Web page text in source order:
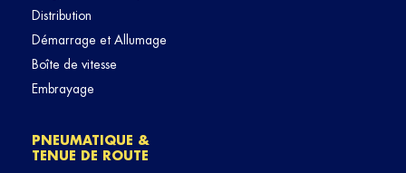
Distribution
Démarrage et Allumage
Boîte de vitesse
Embrayage
PNEUMATIQUE &
TENUE DE ROUTE